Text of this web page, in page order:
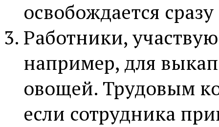
освобождается
Работники,
например, для
овощей. Трудовым
если сотрудника